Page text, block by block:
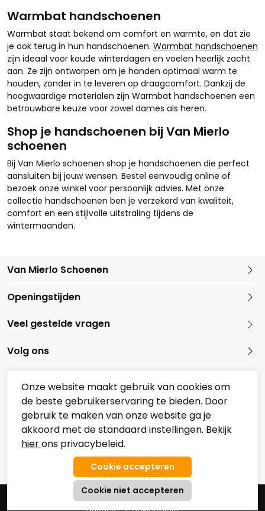
Warmbat handschoenen
Warmbat staat bekend om comfort en warmte, en dat zie
je ook terug in hun handschoenen. Warmbat handschoenen
zijn ideaal voor koude winterdagen en voelen heerlijk zacht
aan. Ze zijn ontworpen om je handen optimaal warm te
houden, zonder in te leveren op draagcomfort. Dankzij de
hoogwaardige materialen zijn Warmbat handschoenen een
betrouwbare keuze voor zowel dames als heren.
Shop je handschoenen bij Van Mierlo
schoenen
Bij Van Mierlo schoenen shop je handschoenen die perfect
aansluiten bij jouw wensen. Bestel eenvoudig online of
bezoek onze winkel voor persoonlijk advies. Met onze
collectie handschoenen ben je verzekerd van kwaliteit,
comfort en een stijlvolle uitstraling tijdens de
wintermaanden.
Van Mierlo Schoenen
Openingstijden
Overzicht Koopzondagen
Veel gestelde vragen
Volg ons
Onze partners
© 2026 Van Mierlo Schoenen
Algemene Voorwaarden
Onze website maakt gebruik van cookies om
de beste gebruikerservaring te bieden. Door
gebruik te maken van onze website ga je
akkoord met de standaard instellingen. Bekijk
hierons privacybeleid.